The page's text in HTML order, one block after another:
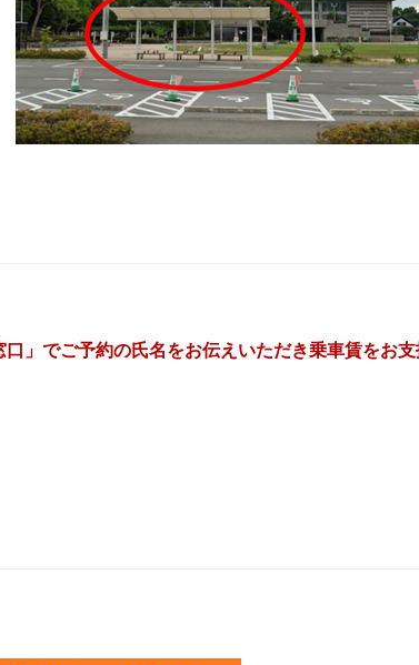
」でご予約の氏名をお伝えいただき乗車賃をお